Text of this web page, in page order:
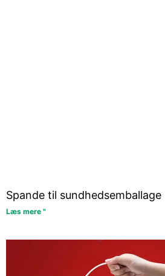
Spande til sundhedsemballage
Læs mere "